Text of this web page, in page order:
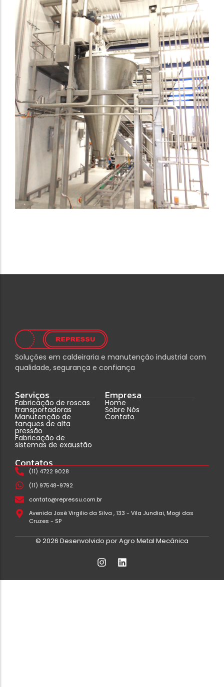
Soluções em caldeiraria e manutenção industrial com
qualidade, segurança e confiança
Serviços
Fabricação de roscas
transportadoras
Manutenção de
tanques de alta
pressão
Fabricação de
sistemas de exaustão
Empresa
Home
Sobre Nós
Contato
Contatos
(11) 4722 9028
(11) 97548-9792
contato@repressu.com.br
Avenida José Virgilio da Silva , 133 - Vila Jundiai, Mogi das
Cruzes - SP
© 2026 Desenvolvido por Agro Metal Mecânica